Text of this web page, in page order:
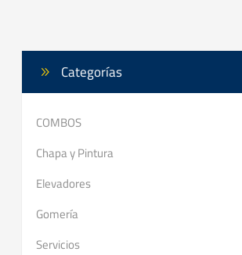
Categorías
COMBOS
Chapa y Pintura
Elevadores
Gomería
Servicios